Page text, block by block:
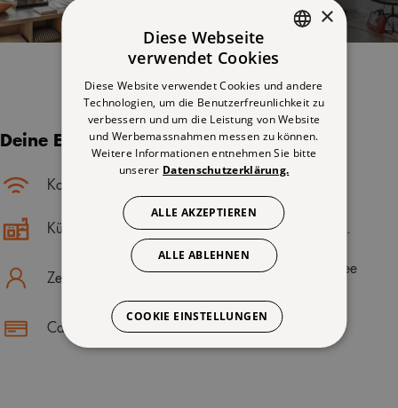
Deine Extras
Kostenloses WLAN
Küche Shampoo & Co.
Zeit-Für-Mich
Nespresso Kaffee
Cashless
ENGLISH
FRENCH
×
Diese Webseite
verwendet Cookies
Diese Website verwendet Cookies und andere
Technologien, um die Benutzerfreunlichkeit zu
verbessern und um die Leistung von Website
und Werbemassnahmen messen zu können.
Weitere Informationen entnehmen Sie bitte
unserer Datenschutzerklärung.
ALLE AKZEPTIEREN
ALLE ABLEHNEN
COOKIE EINSTELLUNGEN